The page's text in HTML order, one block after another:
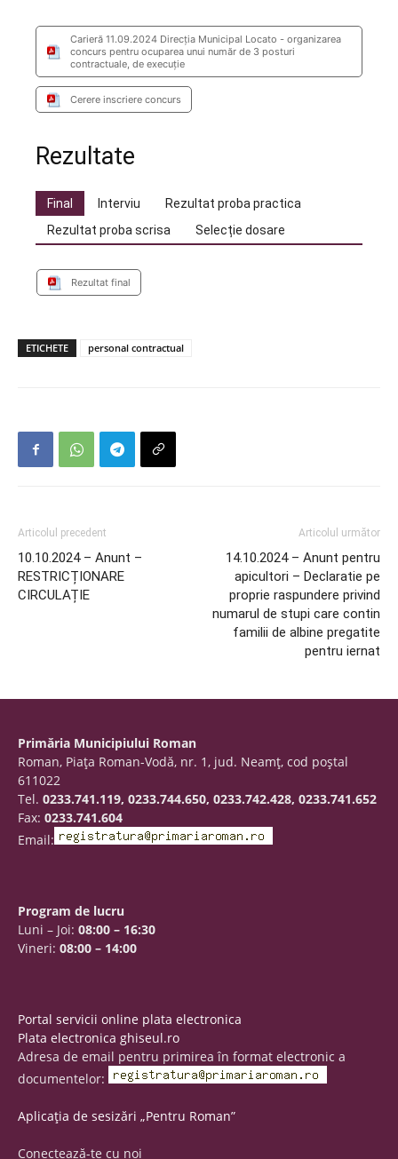
Carieră 11.09.2024 Direcţia Municipal Locato - organizarea
concurs pentru ocuparea unui număr de 3 posturi
contractuale, de execuție
Cerere inscriere concurs
Rezultate
Final Interviu
Rezultat proba practica
Rezultat proba scrisa
Selecție dosare
Rezultat final
ETICHETE personal contractual
Articolul precedent
10.10.2024 – Anunt –
RESTRICȚIONARE
CIRCULAȚIE
Articolul următor
14.10.2024 – Anunt pentru
apicultori – Declaratie pe
proprie raspundere privind
numarul de stupi care contin
familii de albine pregatite
pentru iernat
Primăria Municipiului Roman
Roman, Piaţa Roman-Vodă, nr. 1, jud. Neamţ, cod poştal
611022
Tel. 0233.741.119, 0233.744.650, 0233.742.428, 0233.741.652
Fax: 0233.741.604
Email:
Program de lucru
Luni – Joi: 08:00 – 16:30
Vineri: 08:00 – 14:00
Portal servicii online plata electronica
Plata electronica ghiseul.ro
Adresa de email pentru primirea în format electronic a
documentelor:
Aplicația de sesizări „Pentru Roman”
Conectează-te cu noi